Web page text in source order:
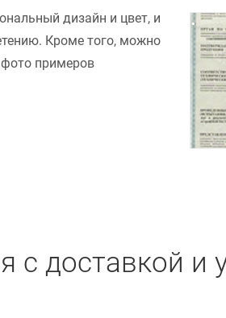
дизайн и цвет, и
Кроме того, можно
примеров
доставкой и